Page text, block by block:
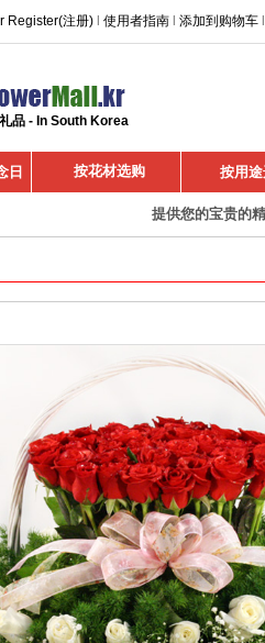
Register(注册) 使用者指南 添加到购物车
品 - In South Korea
日 按花材选购 按用
提供您的宝贵的